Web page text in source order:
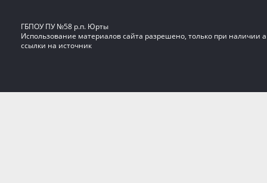
ГБПОУ ПУ №58 р.п. Юрты
Использование материалов сайта разрешено, только при наличии
ссылки на источник